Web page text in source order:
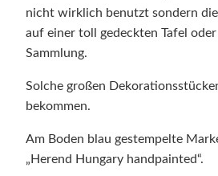
nicht wirklich benutzt sondern
auf einer toll gedeckten Tafel
Sammlung.
Solche großen
bekommen.
Am Boden blau gestempelte
„Herend Hungary handpainted“.